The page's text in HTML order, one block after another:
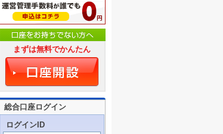
まずは無料でかんたん
総合口座ログイン
ログインID